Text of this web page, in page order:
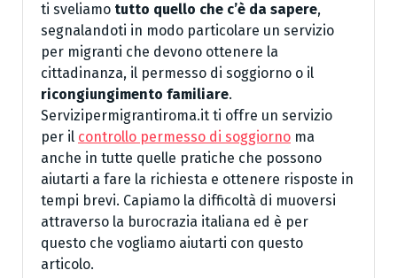
ti sveliamo tutto quello che c’è da sapere,
segnalandoti in modo particolare un servizio
per migranti che devono ottenere la
cittadinanza, il permesso di soggiorno o il
ricongiungimento familiare.
Servizipermigrantiroma.it ti offre un servizio
per il controllo permesso di soggiorno ma
anche in tutte quelle pratiche che possono
aiutarti a fare la richiesta e ottenere risposte in
tempi brevi. Capiamo la difficoltà di muoversi
attraverso la burocrazia italiana ed è per
questo che vogliamo aiutarti con questo
articolo.